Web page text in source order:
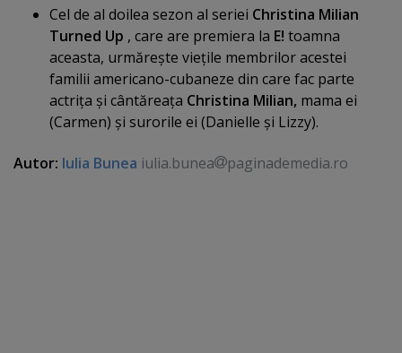
Cel de al doilea sezon al seriei Christina Milian
Turned Up , care are premiera la E! toamna
aceasta, urmăreşte vieţile membrilor acestei
familii americano-cubaneze din care fac parte
actriţa şi cântăreaţa Christina Milian, mama ei
(Carmen) şi surorile ei (Danielle şi Lizzy).
Autor: Iulia Bunea iulia.bunea paginademedia.ro